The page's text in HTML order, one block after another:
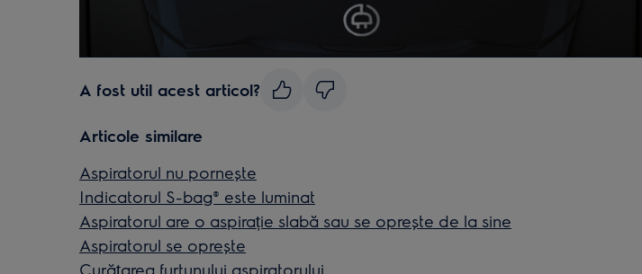
A fost util acest articol?
Articole similare
Aspiratorul nu pornește
Indicatorul S-bag® este luminat
Aspiratorul are o aspirație slabă sau se oprește de la sine
Aspiratorul se oprește
Curățarea furtunului aspiratorului